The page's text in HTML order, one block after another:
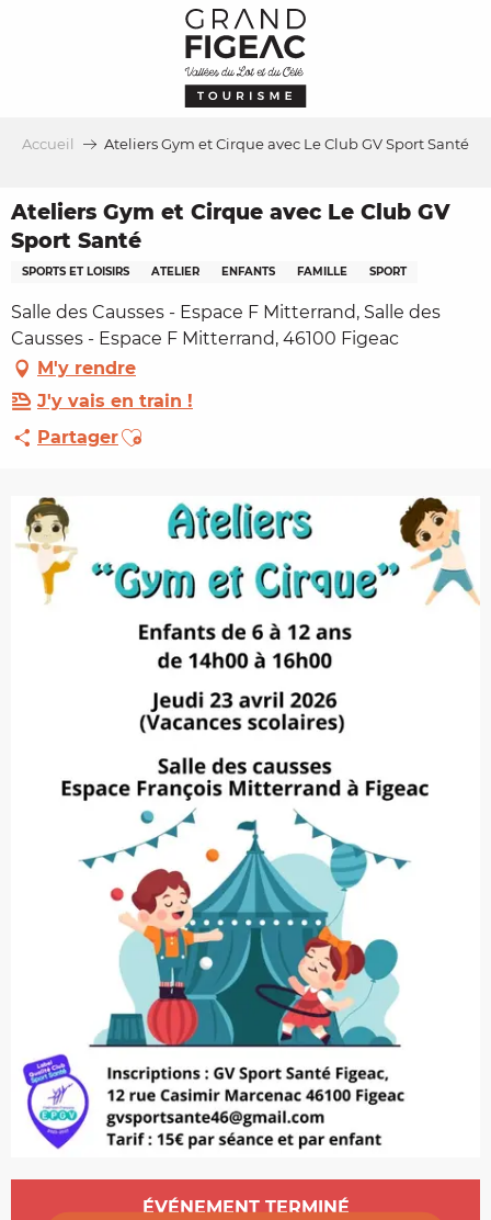
Accueil Ateliers Gym et Cirque avec Le Club GV Sport Santé
Ateliers Gym et Cirque avec Le Club GV
Sport Santé
SPORTS ET LOISIRS ATELIER ENFANTS FAMILLE SPORT
Salle des Causses - Espace F Mitterrand, Salle des
Causses - Espace F Mitterrand, 46100 Figeac
M'y rendre
J'y vais en train !
PartagerAjouter aux favoris
Ouverture et coordonnées
ÉVÉNEMENT TERMINÉ